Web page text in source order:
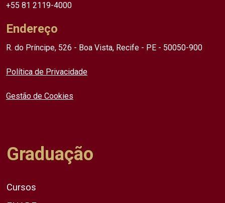
+55 81 2119-4000
Endereço
R. do Príncipe, 526 - Boa Vista, Recife - PE - 50050-900
Política de Privacidade
Gestão de Cookies
Graduação
Cursos